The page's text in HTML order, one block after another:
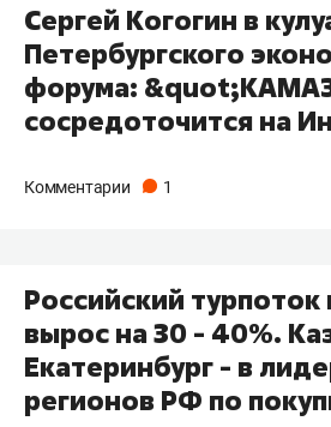
Сергей Когогин в
Петербургского
форума:
сосредоточится на
Комментарии 1
Российский турпоток
вырос на 30 - 40%.
Екатеринбург - в
регионов РФ по